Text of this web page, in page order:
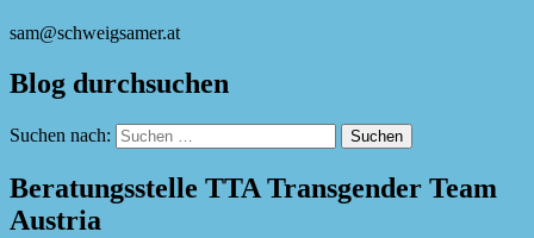
sam@schweigsamer.at
Blog durchsuchen
Suchen nach:
Beratungsstelle TTA Transgender Team
Austria